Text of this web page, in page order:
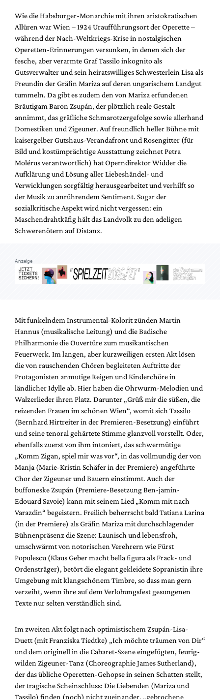
Autor:innen
Partner
Mediadaten
Suche
Wie die Habsburger-Monarchie mit ihren aristokratischen
Allüren war Wien – 1924 Uraufführungsort der Operette –
während der Nach-Weltkriegs-Krise in nostalgischen
Operetten-Erinnerungen versunken, in denen sich der
fesche, aber verarmte Graf Tassilo inkognito als
Gutsverwalter und sein heiratswilliges Schwesterlein Lisa als
Freundin der Gräfin Mariza auf deren ungarischem Landgut
tummeln. Da gibt es zudem den von Mariza erfundenen
Bräutigam Baron Zsupán, der plötzlich reale Gestalt
annimmt, das gräfliche Schmarotzergefolge sowie allerhand
Domestiken und Zigeuner. Auf freundlich heller Bühne mit
kaisergelber Gutshaus-Verandafront und Rosengitter (für
Bild und kostümprächtige Ausstattung zeichnet Petra
Molérus verantwortlich) hat Operndirektor Widder die
Aufklärung und Lösung aller Liebeshändel- und
Verwicklungen sorgfältig herausgearbeitet und verhilft so
der Musik zu anrührendem Sentiment. Sogar der
sozialkritische Aspekt wird nicht vergessen: ein
Maschendrahtkäfig hält das Landvolk zu den adeligen
Schwerenötern auf Distanz.
Anzeige
Mit funkelndem Instrumental-Kolorit zünden Martin
Hannus (musikalische Leitung) und die Badische
Philharmonie die Ouvertüre zum musikantischen
Feuerwerk. Im langen, aber kurzweiligen ersten Akt lösen
die von rauschenden Chören begleiteten Auftritte der
Protagonisten anmutige Reigen und Kinderchöre in
ländlicher Idylle ab. Hier haben die Ohrwurm-Melodien und
Walzerlieder ihren Platz. Darunter „Grüß mir die süßen, die
reizenden Frauen im schönen Wien“, womit sich Tassilo
(Bernhard Hirtreiter in der Premieren-Besetzung) einführt
und seine tenoral gehärtete Stimme glanzvoll vorstellt. Oder,
ebenfalls zuerst von ihm intoniert, das schwermütige
„Komm Zigan, spiel mir was vor“, in das vollmundig der von
Manja (Marie-Kristin Schäfer in der Premiere) angeführte
Chor der Zigeuner und Bauern einstimmt. Auch der
buffoneske Zsupán (Premiere-Besetzung Ben-jamin-
Edouard Savoie) kann mit seinem Lied „Komm mit nach
Varazdin“ begeistern. Freilich beherrscht bald Tatiana Larina
(in der Premiere) als Gräfin Mariza mit durchschlagender
Bühnenpräsenz die Szene: Launisch und lebensfroh,
umschwärmt von notorischen Verehrern wie Fürst
Populescu (Klaus Geber macht bella figura als Frack- und
Ordensträger), betört die elegant gekleidete Sopranistin ihre
Umgebung mit klangschönem Timbre, so dass man gern
verzeiht, wenn ihre auf dem Verlobungsfest gesungenen
Texte nur selten verständlich sind.
Im zweiten Akt folgt nach optimistischem Zsupán-Lisa-
Duett (mit Franziska Tiedtke) „Ich möchte träumen von Dir“
und dem originell in die Cabaret-Szene eingefügten, feurig-
wilden Zigeuner-Tanz (Choreographie James Sutherland),
der das übliche Operetten-Gehopse in seinen Schatten stellt,
der tragische Scheinschluss: Die Liebenden (Mariza und
Tassilo) finden (noch) nicht zueinander, „gebrochene